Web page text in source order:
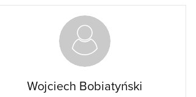
Wojciech Bobiatyński